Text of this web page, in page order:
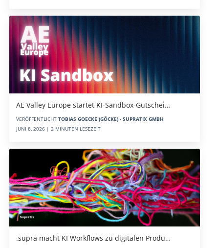
AE Valley Europe startet KI-Sandbox-Gutschei…
VERÖFFENTLICHT TOBIAS GOECKE (GÖCKE) - SUPRATIX GMBH
JUNI 8, 2026 | 2 MINUTEN LESEZEIT
.supra macht KI Workflows zu digitalen Produ…